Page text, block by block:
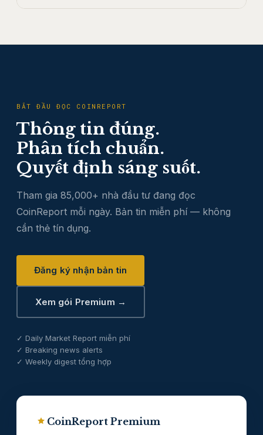
BẮT ĐẦU ĐỌC COINREPORT
Thông tin đúng.
Phân tích chuẩn.
Quyết định sáng suốt.
Tham gia 85,000+ nhà đầu tư đang đọc
CoinReport mỗi ngày. Bản tin miễn phí — không
cần thẻ tín dụng.
Đăng ký nhận bản tin
Xem gói Premium →
✓ Daily Market Report miễn phí
✓ Breaking news alerts
✓ Weekly digest tổng hợp
CoinReport Premium